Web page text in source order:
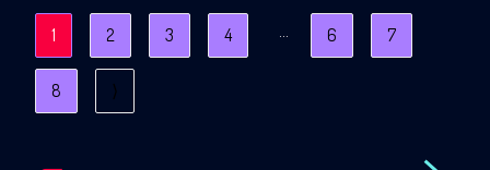
1 2 3 4 6 7
8 ⟩